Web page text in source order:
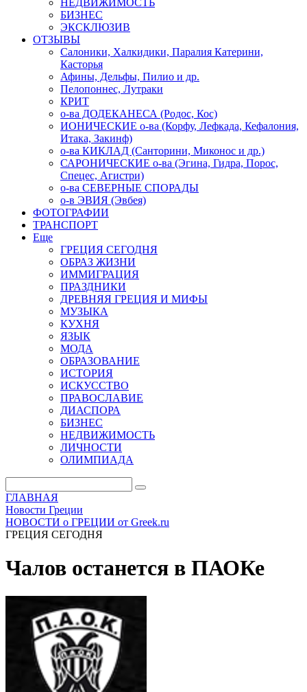
НЕДВИЖИМОСТЬ
БИЗНЕС
ЭКСКЛЮЗИВ
ОТЗЫВЫ
Салоники, Халкидики, Паралия Катерини,
Касторья
Афины, Дельфы, Пилио и др.
Пелопоннес, Лутраки
КРИТ
о-ва ДОДЕКАНЕСА (Родос, Кос)
ИОНИЧЕСКИЕ о-ва (Корфу, Лефкада, Кефалония,
Итака, Закинф)
о-ва КИКЛАД (Санторини, Миконос и др.)
САРОНИЧЕСКИЕ о-ва (Эгина, Гидра, Порос,
Спецес, Агистри)
о-ва СЕВЕРНЫЕ СПОРАДЫ
о-в ЭВИЯ (Эвбея)
ФОТОГРАФИИ
ТРАНСПОРТ
Еще
ГРЕЦИЯ СЕГОДНЯ
ОБРАЗ ЖИЗНИ
ИММИГРАЦИЯ
ПРАЗДНИКИ
ДРЕВНЯЯ ГРЕЦИЯ И МИФЫ
МУЗЫКА
КУХНЯ
ЯЗЫК
МОДА
ОБРАЗОВАНИЕ
ИСТОРИЯ
ИСКУССТВО
ПРАВОСЛАВИЕ
ДИАСПОРА
БИЗНЕС
НЕДВИЖИМОСТЬ
ЛИЧНОСТИ
ОЛИМПИАДА
ГЛАВНАЯ
Новости Греции
НОВОСТИ о ГРЕЦИИ от Greek.ru
ГРЕЦИЯ СЕГОДНЯ
Чалов останется в ПАОКе